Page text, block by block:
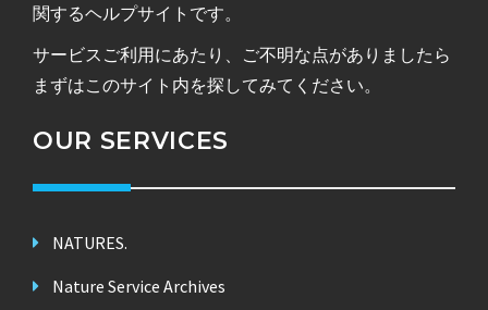
関するヘルプサイトです。
サービスご利用にあたり、ご不明な点がありましたら
まずはこのサイト内を探してみてください。
OUR SERVICES
NATURES.
Nature Service Archives